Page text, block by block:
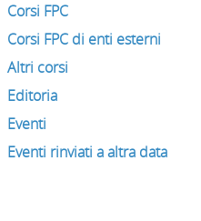
Corsi FPC
Corsi FPC di enti esterni
Altri corsi
Editoria
Eventi
Eventi rinviati a altra data